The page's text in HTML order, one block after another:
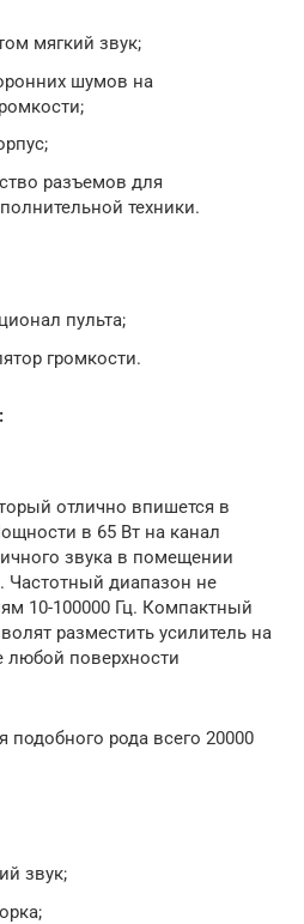
мягкий звук;
шумов на
разъемов для
техники.
пульта;
громкости.
отлично впишется в
в 65 Вт на канал
звука в помещении
диапазон не
10-100000 Гц. Компактный
разместить усилитель на
любой поверхности
подобного рода всего 20000
звук;